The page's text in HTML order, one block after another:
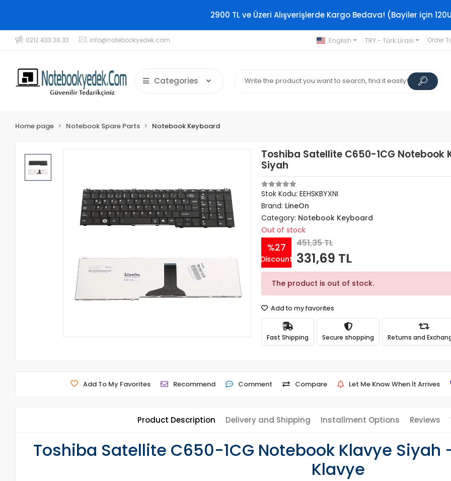
2900 TL ve Üzeri Alışverişlerde Kargo Bedava! (Bayiler için
0212 433 38 33 info@notebookyedek.com English TRY - Türk Lirası Order
Categories
Home page Notebook Spare Parts Notebook Keyboard
Toshiba Satellite C650-1CG Notebook
Siyah
Stok Kodu: EEHSKBYXNI
Brand: LineOn
Category: Notebook Keyboard
Out of stock
%27
Discount
451,35 TL
331,69 TL
The product is out of stock.
Add to my favorites
Fast Shipping Secure shopping Returns and
Add To My Favorites Recommend Comment Compare Let Me Know When İt Arrives
Product Description Delivery and Shipping Installment Options Reviews
Toshiba Satellite C650-1CG Notebook Klavye Siyah
Klavye